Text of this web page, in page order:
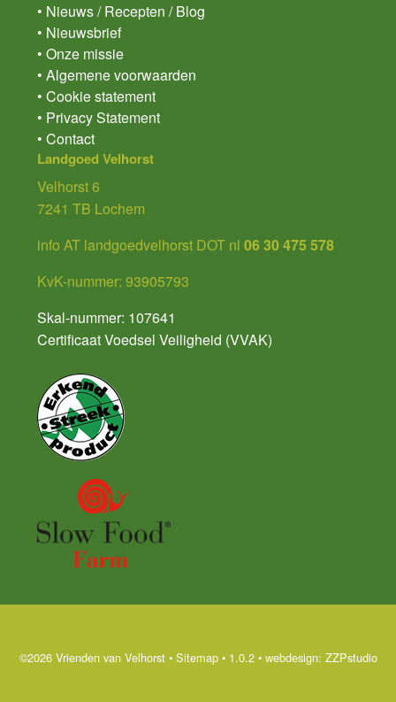
• Nieuws / Recepten / Blog
• Nieuwsbrief
• Onze missie
• Algemene voorwaarden
• Cookie statement
• Privacy Statement
• Contact
Landgoed Velhorst
Velhorst 6
7241 TB Lochem
info AT landgoedvelhorst DOT nl 06 30 475 578
KvK-nummer: 93905793
Skal-nummer: 107641
Certificaat Voedsel Veiligheid (VVAK)
©2026 Vrienden van Velhorst• Sitemap• 1.0.2 • webdesign: ZZPstudio